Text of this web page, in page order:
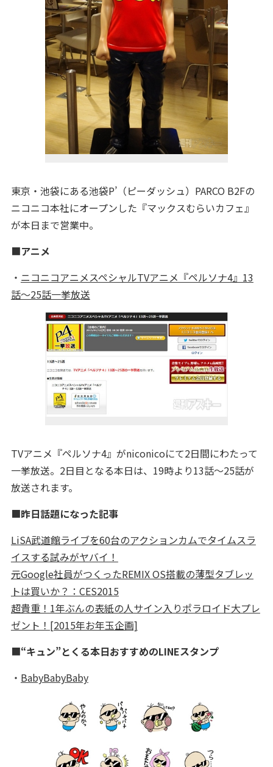
東京・池袋にある池袋P’（ピーダッシュ）PARCO B2Fの
ニコニコ本社にオープンした『マックスむらいカフェ』
が本日まで営業中。
■アニメ
・ ニコニコアニメスペシャルTVアニメ『ペルソナ4』13
話～25話一挙放送
TVアニメ『ペルソナ4』がniconicoにて2日間にわたって
一挙放送。2日目となる本日は、19時より13話～25話が
放送されます。
■昨日話題になった記事
LiSA武道館ライブを60台のアクションカムでタイムスラ
イスする試みがヤバイ！
元Google社員がつくったREMIX OS搭載の薄型タブレッ
トは買いか？：CES2015
超貴重！1年ぶんの表紙の人サイン入りポラロイド大プレ
ゼント！[2015年お年玉企画]
■“キュン”とくる本日おすすめのLINEスタンプ
・ BabyBabyBaby